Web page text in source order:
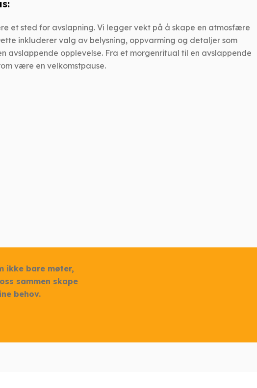
et sted for avslapning. Vi legger vekt på å skape en atmosfære
inkluderer valg av belysning, oppvarming og detaljer som
avslappende opplevelse. Fra et morgenritual til en avslappende
være en velkomstpause.
ikke bare møter,
sammen skape
behov.